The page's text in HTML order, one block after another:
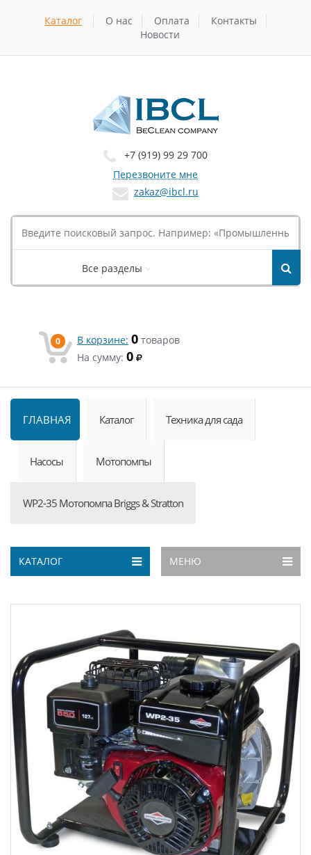
Каталог О нас Оплата
Контакты
Новости
+7 (919) 99 29 700
Перезвоните мне
zakaz@ibcl.ru
Все разделы
0 В корзине: 0 товаров
На сумму: 0
ГЛАВНАЯ Каталог Техника для сада
Насосы Мотопомпы
WP2-35 Мотопомпа Briggs & Stratton
КАТАЛОГ МЕНЮ